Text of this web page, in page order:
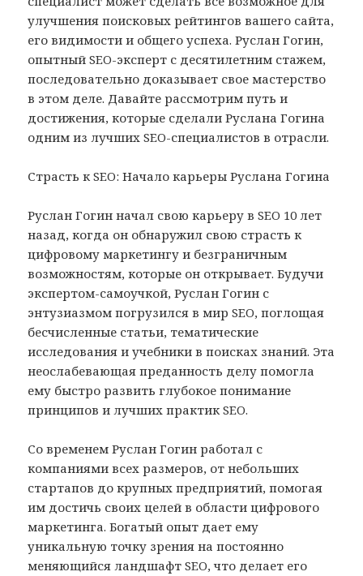
улучшения поисковых рейтингов вашего сайта,
его видимости и общего успеха. Руслан Гогин,
опытный SEO-эксперт с десятилетним стажем,
последовательно доказывает свое мастерство
в этом деле. Давайте рассмотрим путь и
достижения, которые сделали Руслана Гогина
одним из лучших SEO-специалистов в отрасли.
Страсть к SEO: Начало карьеры Руслана Гогина
Руслан Гогин начал свою карьеру в SEO 10 лет
назад, когда он обнаружил свою страсть к
цифровому маркетингу и безграничным
возможностям, которые он открывает. Будучи
экспертом-самоучкой, Руслан Гогин с
энтузиазмом погрузился в мир SEO, поглощая
бесчисленные статьи, тематические
исследования и учебники в поисках знаний. Эта
неослабевающая преданность делу помогла
ему быстро развить глубокое понимание
принципов и лучших практик SEO.
Со временем Руслан Гогин работал с
компаниями всех размеров, от небольших
стартапов до крупных предприятий, помогая
им достичь своих целей в области цифрового
маркетинга. Богатый опыт дает ему
уникальную точку зрения на постоянно
меняющийся ландшафт SEO, что делает его